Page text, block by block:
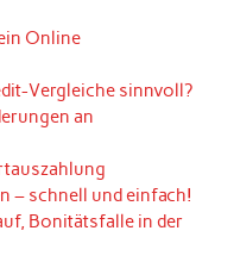
Online
Vergleiche sinnvoll?
an
– schnell und einfach!
Bonitätsfalle in der